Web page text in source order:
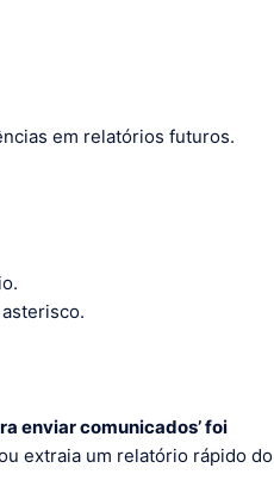
em relatórios futuros.
enviar comunicados’ foi
extraia um relatório rápido do